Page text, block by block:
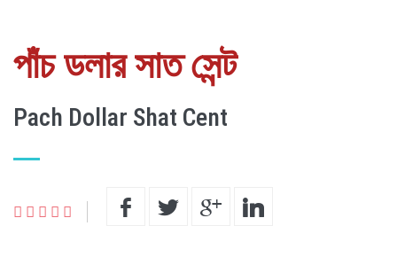
পাঁচ ডলার সাত সেন্ট
Pach Dollar Shat Cent